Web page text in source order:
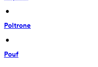
•
Poltrone
•
Pouf